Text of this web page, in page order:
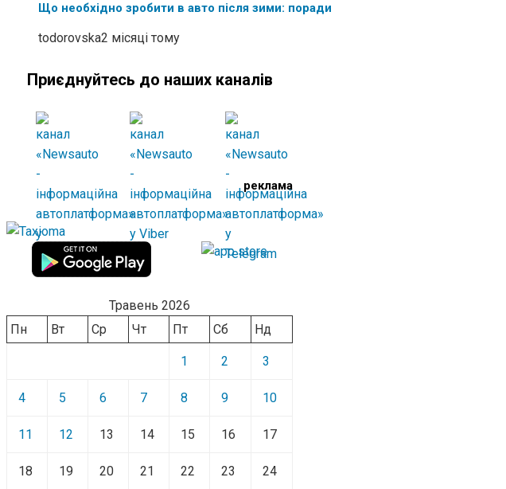
Що необхідно зробити в авто після зими: поради
todorovska2 місяці тому
Приєднуйтесь до наших каналів
реклама
Травень 2026
Пн
Вт Ср Чт Пт Сб Нд
1 2 3
4 5 6 7 8 9 10
11 12 13 14 15 16 17
18 19 20 21 22 23 24